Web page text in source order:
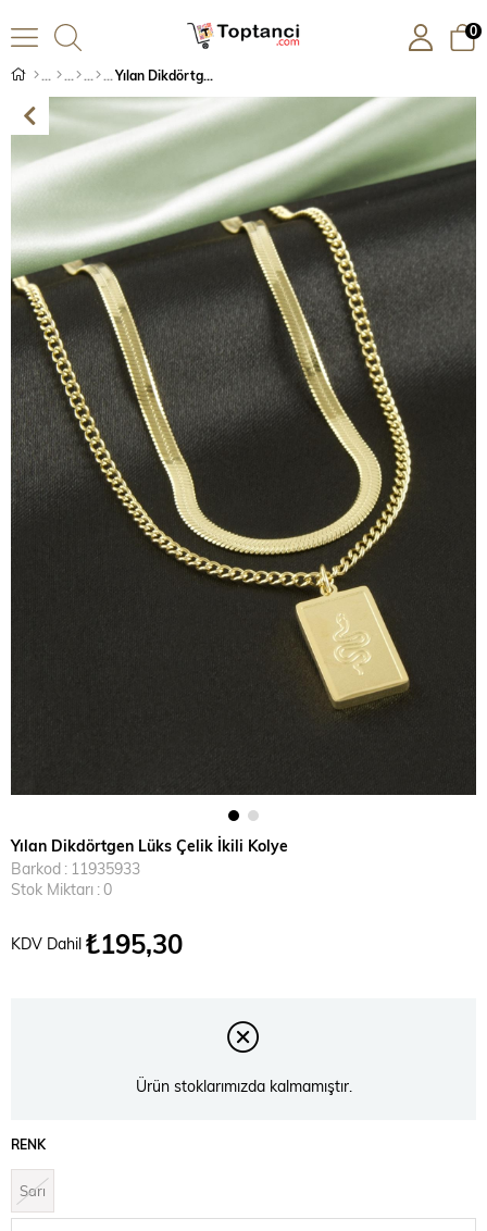
0
Yılan Dikdörtgen Lüks Çelik İkili Kolye
Yılan Dikdörtgen Lüks Çelik İkili Kolye
Barkod : 11935933
Stok Miktarı :0
KDV Dahil ₺195,30
Ürün stoklarımızda kalmamıştır.
RENK
Sarı